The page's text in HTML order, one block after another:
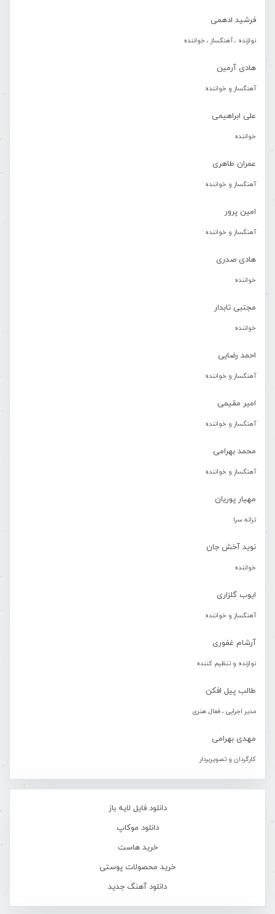
فرشید ادهمی
نوازنده ، آهنگساز ، خواننده
هادی آرمین
آهنگساز و خواننده
علی ابراهیمی
خواننده
عمران طاهری
آهنگساز و خواننده
امین پرور
آهنگساز و خواننده
هادی صدری
خواننده
مجتبی تابدار
خواننده
احمد رضایی
آهنگساز و خواننده
امیر مقیمی
آهنگساز و خواننده
محمد بهرامی
آهنگساز و خواننده
مهیار پوریان
ترانه سرا
نوید آخش جان
خواننده
ایوب گلزاری
آهنگساز و خواننده
آرشام غفوری
نوازنده و تنظیم کننده
طالب پیل افکن
مدیر اجرایی ، فعال هنری
مهدی بهرامی
کارگردان و تصویربردار
دانلود فایل لایه باز
دانلود موکاپ
خرید هاست
خرید محصولات پوستی
دانلود آهنگ جدید